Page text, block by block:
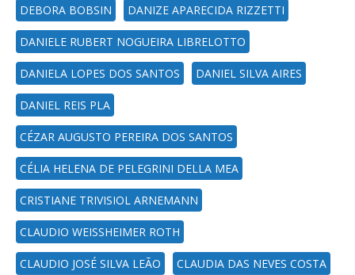
DEBORA BOBSIN DANIZE APARECIDA RIZZETTI
DANIELE RUBERT NOGUEIRA LIBRELOTTO
DANIELA LOPES DOS SANTOS DANIEL SILVA AIRES
DANIEL REIS PLA
CÉZAR AUGUSTO PEREIRA DOS SANTOS
CÉLIA HELENA DE PELEGRINI DELLA MEA
CRISTIANE TRIVISIOL ARNEMANN
CLAUDIO WEISSHEIMER ROTH
CLAUDIO JOSÉ SILVA LEÃO CLAUDIA DAS NEVES COSTA